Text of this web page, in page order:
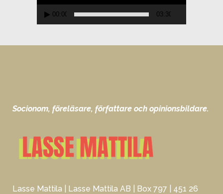
00:00 03:30
Socionom, föreläsare, författare och opinionsbildare.
Lasse Mattila | Lasse Mattila AB | Box 797 | 451 26